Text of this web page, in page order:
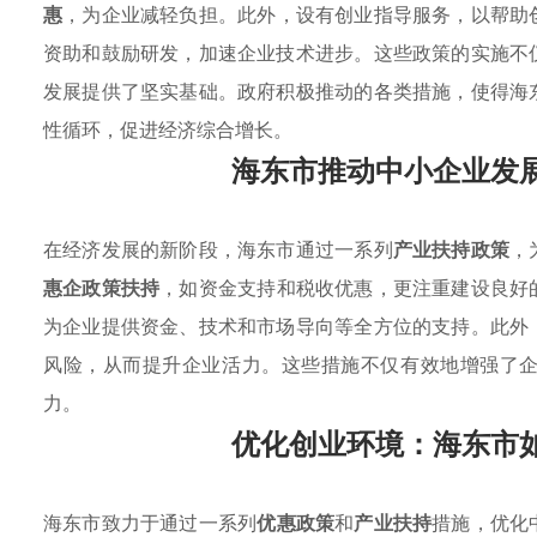
惠 ，为企业减轻负担。此外，设有创业指导服务，以帮
资助和鼓励研发，加速企业技术进步。这些政策的实施
发展提供了坚实基础。政府积极推动的各类措施，使得
性循环，促进经济综合增长。
海东市推动中小企业发
在经济发展的新阶段，海东市通过一系列产业扶持政策
惠企政策扶持 ，如资金支持和税收优惠，更注重建设良
为企业提供资金、技术和市场导向等全方位的支持。此
风险，从而提升企业活力。这些措施不仅有效地增强了
力。
优化创业环境：海东市
海东市致力于通过一系列优惠政策和产业扶持措施，优化